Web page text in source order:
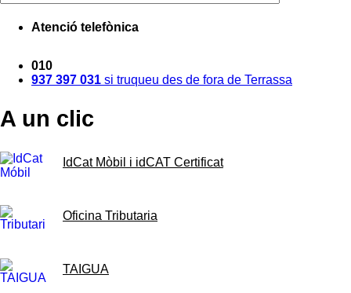
Atenció telefònica
010
937 397 031 si truqueu des de fora de Terrassa
A un clic
IdCat Mòbil i idCAT Certificat
Oficina Tributaria
TAIGUA